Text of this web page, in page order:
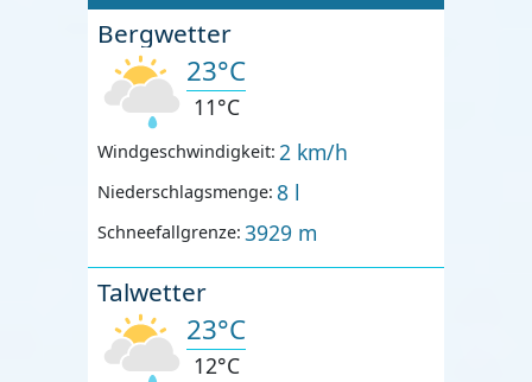
Bergwetter
23°C
11°C
Windgeschwindigkeit: 2 km/h
Niederschlagsmenge: 8 l
Schneefallgrenze: 3929 m
Talwetter
23°C
12°C